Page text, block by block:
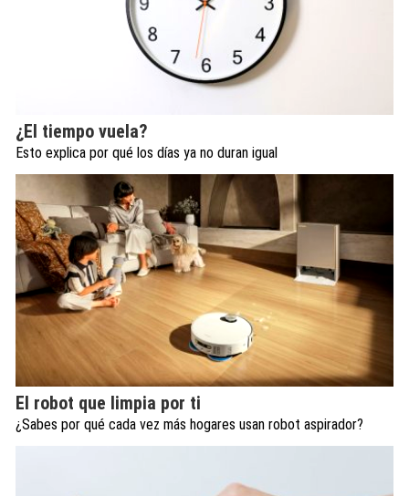
¿El tiempo vuela?
Esto explica por qué los días ya no duran igual
El robot que limpia por ti
¿Sabes por qué cada vez más hogares usan robot aspirador?